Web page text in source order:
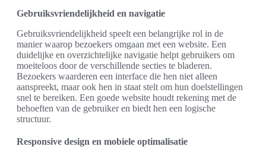
Gebruiksvriendelijkheid en navigatie
Gebruiksvriendelijkheid speelt een belangrijke rol in de
manier waarop bezoekers omgaan met een website. Een
duidelijke en overzichtelijke navigatie helpt gebruikers om
moeiteloos door de verschillende secties te bladeren.
Bezoekers waarderen een interface die hen niet alleen
aanspreekt, maar ook hen in staat stelt om hun doelstellingen
snel te bereiken. Een goede website houdt rekening met de
behoeften van de gebruiker en biedt hen een logische
structuur.
Responsive design en mobiele optimalisatie